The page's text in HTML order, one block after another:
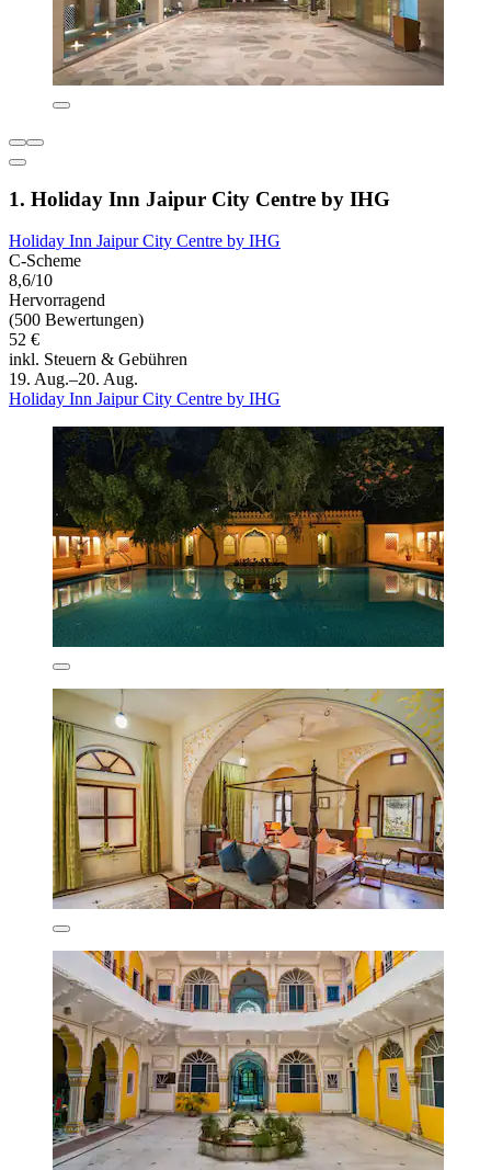
1. Holiday Inn Jaipur City Centre by IHG
Holiday Inn Jaipur City Centre by IHG
C-Scheme
8,6/10
Hervorragend
(500 Bewertungen)
52 €
inkl. Steuern & Gebühren
19. Aug.–20. Aug.
Holiday Inn Jaipur City Centre by IHG